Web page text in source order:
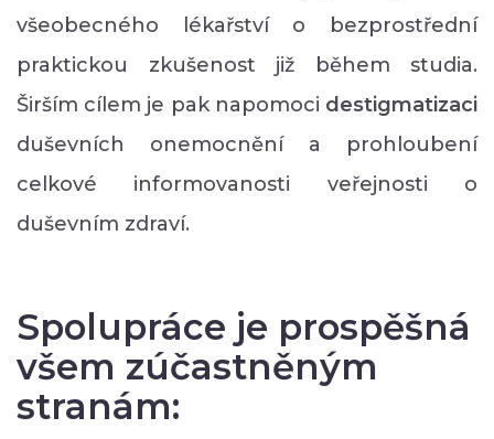
všeobecného lékařství o bezprostřední
praktickou zkušenost již během studia.
Širším cílem je pak napomoci destigmatizaci
duševních onemocnění a prohloubení
celkové informovanosti veřejnosti o
duševním zdraví.
Spolupráce je prospěšná
všem zúčastněným
stranám: